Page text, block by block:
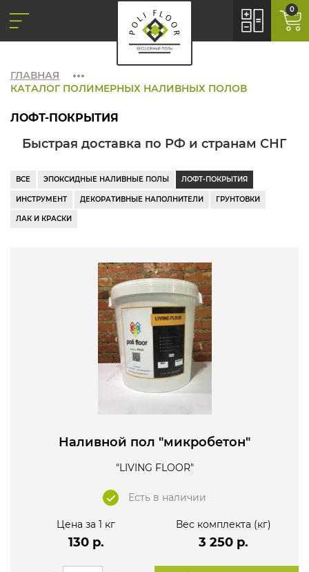
0
ГЛАВНАЯ
КАТАЛОГ ПОЛИМЕРНЫХ НАЛИВНЫХ ПОЛОВ
ЛОФТ-ПОКРЫТИЯ
Быстрая доставка по РФ и странам СНГ
ВСЕ ЭПОКСИДНЫЕ НАЛИВНЫЕ ПОЛЫ ЛОФТ-ПОКРЫТИЯ
ИНСТРУМЕНТ ДЕКОРАТИВНЫЕ НАПОЛНИТЕЛИ ГРУНТОВКИ
ЛАК И КРАСКИ
Наливной пол "микробетон"
"LIVING FLOOR"
Есть в наличии
Цена за 1 кг
130 р.
Вес комплекта (кг)
3 250 р.